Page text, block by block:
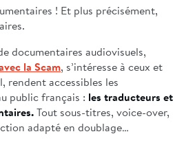
! Et plus précisément,
documentaires audiovisuels,
la Scam, s’intéresse à ceux et
rendent accessibles les
public français : les traducteurs et
Tout sous-titres, voice-over,
adapté en doublage…